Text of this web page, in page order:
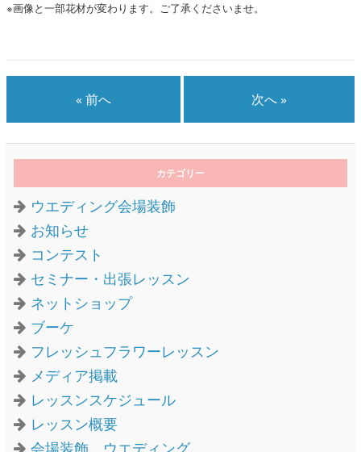
※画像と一部花材が変わります。ご了承くださいませ。
« 前へ 次へ »
カテゴリー
ウエディング会場装飾
お知らせ
コンテスト
セミナー・出張レッスン
ネットショップ
ブーケ
フレッシュフラワーレッスン
メディア掲載
レッスンスケジュール
レッスン概要